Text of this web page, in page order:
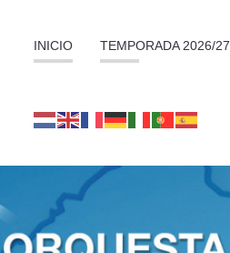
INICIO TEMPORADA 2026/27